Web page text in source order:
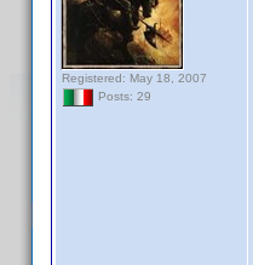
Registered: May 18, 2007
Posts: 29